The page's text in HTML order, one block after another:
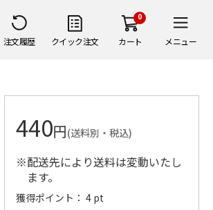
注文履歴 クイック注文
0
カート メニュー
440円(送料別・税込)
※配送先により送料は変動いたし
ます。
獲得ポイント： 4 pt